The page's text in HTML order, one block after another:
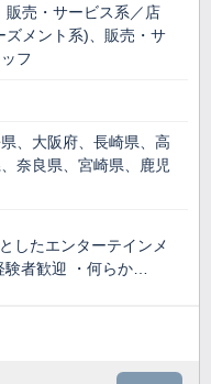
販売・サービス系／店
ズメント系)、販売・サ
フ
、大阪府、長崎県、高
奈良県、宮崎県、鹿児
したエンターテインメ
者歓迎 ・何らか…